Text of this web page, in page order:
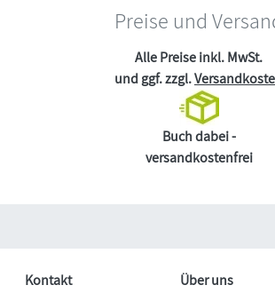
Preise und
Alle Preise inkl. MwSt.
und ggf. zzgl.
Buch dabei -
versandkostenfrei
Kontakt Über uns